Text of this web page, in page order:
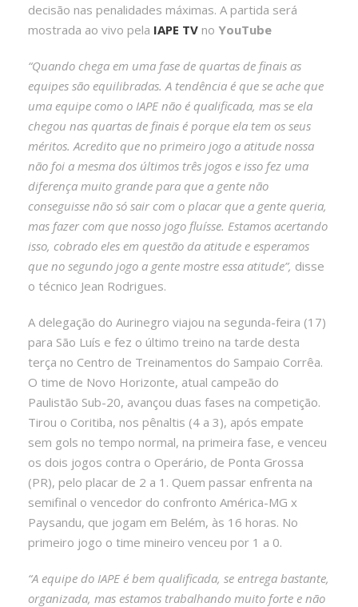
decisão nas penalidades máximas. A partida será
mostrada ao vivo pela IAPE TV no YouTube
“Quando chega em uma fase de quartas de finais as
equipes são equilibradas. A tendência é que se ache que
uma equipe como o IAPE não é qualificada, mas se ela
chegou nas quartas de finais é porque ela tem os seus
méritos. Acredito que no primeiro jogo a atitude nossa
não foi a mesma dos últimos três jogos e isso fez uma
diferença muito grande para que a gente não
conseguisse não só sair com o placar que a gente queria,
mas fazer com que nosso jogo fluísse. Estamos acertando
isso, cobrado eles em questão da atitude e esperamos
que no segundo jogo a gente mostre essa atitude”, disse
o técnico Jean Rodrigues.
A delegação do Aurinegro viajou na segunda-feira (17)
para São Luís e fez o último treino na tarde desta
terça no Centro de Treinamentos do Sampaio Corrêa.
O time de Novo Horizonte, atual campeão do
Paulistão Sub-20, avançou duas fases na competição.
Tirou o Coritiba, nos pênaltis (4 a 3), após empate
sem gols no tempo normal, na primeira fase, e venceu
os dois jogos contra o Operário, de Ponta Grossa
(PR), pelo placar de 2 a 1. Quem passar enfrenta na
semifinal o vencedor do confronto América-MG x
Paysandu, que jogam em Belém, às 16 horas. No
primeiro jogo o time mineiro venceu por 1 a 0.
“A equipe do IAPE é bem qualificada, se entrega bastante,
organizada, mas estamos trabalhando muito forte e não